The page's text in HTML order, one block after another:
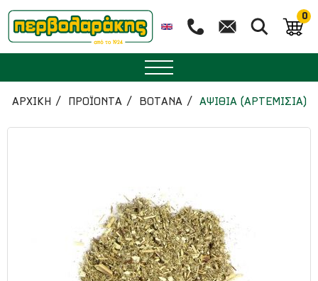
0
ΜΠΑΧΑΡΙΚΑ
ΒΟΤΑΝΑ
ΖΑΧΑΡΟΠΛΑΣΤΙΚΗ
ΑΡΧΙΚΉ ΠΡΟΪΟΝΤΑ ΒΟΤΑΝΑ ΑΨΙΘΙΑ (ΑΡΤΕΜΙΣΙΑ)